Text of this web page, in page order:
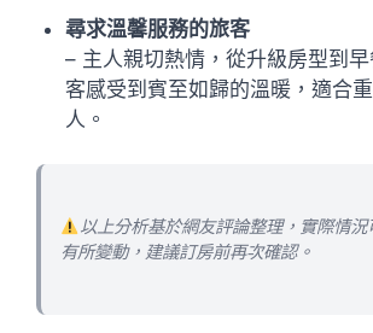
尋求溫馨服務的旅客
– 主人親切熱情，從升級房型到
客感受到賓至如歸的溫暖，適合
人。
以上分析基於網友評論整理，實際情
有所變動，建議訂房前再次確認。